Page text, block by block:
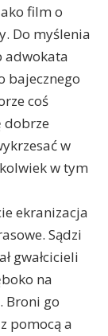
film o
Do myślenia
adwokata
bajecznego
coś
dobrze
w
w tym
ekranizacja
Sądzi
gwałcicieli
na
Broni go
pomocą a